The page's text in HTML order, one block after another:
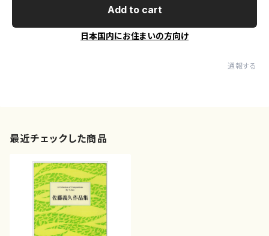
Add to cart
日本国内にお住まいの方向け
通報する
最近チェックした商品